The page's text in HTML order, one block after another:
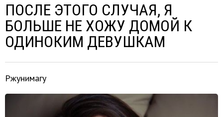
ПОСЛЕ ЭТОГО СЛУЧАЯ, Я
БОЛЬШЕ НЕ ХОЖУ ДОМОЙ К
ОДИНОКИМ ДЕВУШКАМ
Ржунимагу